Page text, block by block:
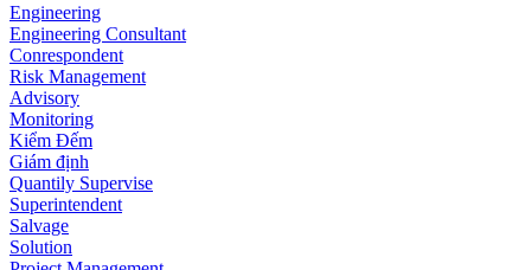
Engineering
Engineering Consultant
Conrespondent
Risk Management
Advisory
Monitoring
Kiểm Đếm
Giám định
Quantily Supervise
Superintendent
Salvage
Solution